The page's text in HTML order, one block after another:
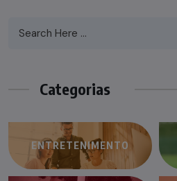
Categorias
ENTRETENIMENTO